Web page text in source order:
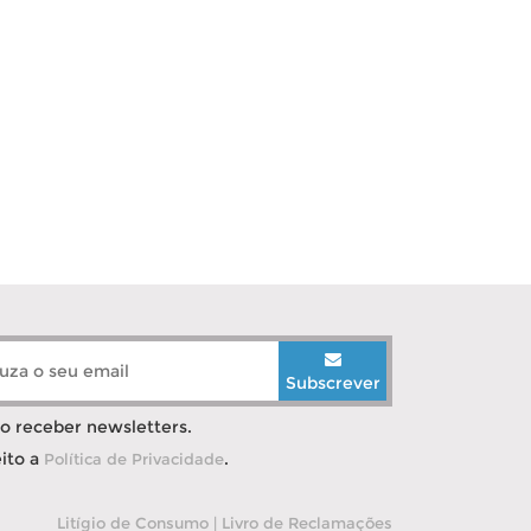
receber newsletters.
a Política de Privacidade.
Subscrever
Litígio de Consumo | Livro de Reclamações